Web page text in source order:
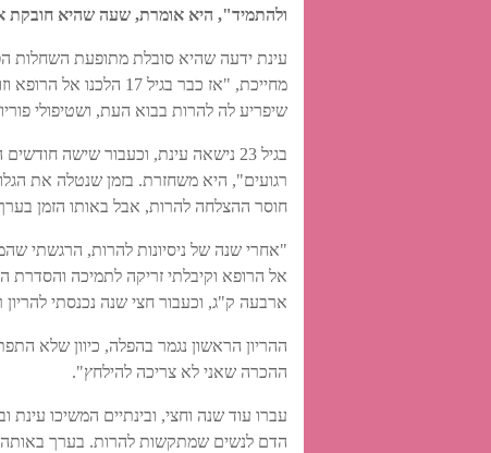
ולהתמיד", היא אומרת, שעה שהיא חובקת
עינת ידעה שהיא סובלת מתופעת השחלות
מחייכת, "אז כבר בגיל
שיפריע לה להרות בבוא העת, ושטיפולי
בגיל 23 נישאה עינת, וכעבור שישה
חוסר ההצלחה להרות, אבל באותו הזמן
"אחרי שנה של ניסיונות להרות, הרגשתי
אל הרופא וקיבלתי זריקה לתמיכה והסדרת
ארבעה ק"ג, וכעבור חצי שנה נכנסתי להריון
ההריון הראשון נגמר בהפלה, כיוון שלא
ההכרה שאני לא צריכה להילחץ".
עברו עוד שנה וחצי, ובינתיים המשיכו
הדם לנשים שמתקשות להרות. בערך